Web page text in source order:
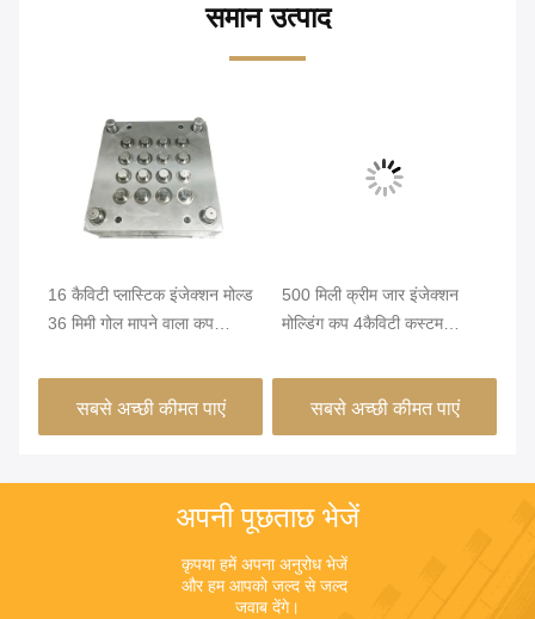
समान उत्पाद
16 कैविटी प्लास्टिक इंजेक्शन मोल्ड
36 मिमी गोल मापने वाला कप
सबसे अच्छी कीमत पाएं
500 मिली क्रीम जार इंजेक्शन
मोल्डिंग कप 4कैविटी कस्टम
सबसे अच्छी कीमत पाएं
अपनी पूछताछ भेजें
कृपया हमें अपना अनुरोध भेजें
और हम आपको जल्द से जल्द
जवाब देंगे।